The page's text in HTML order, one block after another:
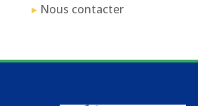
▸ Nous contacter